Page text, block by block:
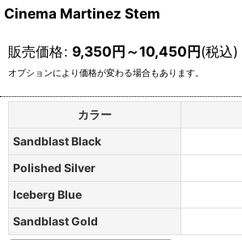
Cinema Martinez Stem
販売価格: 9,350円～10,450円(税込)
オプションにより価格が変わる場合もあります。
カラー
Sandblast Black
Polished Silver
Iceberg Blue
Sandblast Gold